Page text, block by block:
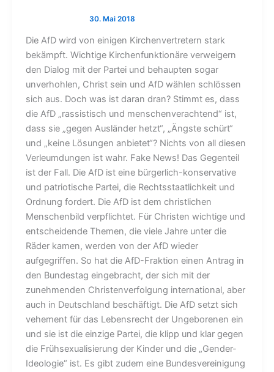
Die AfD wird von einigen Kirchenvertretern stark
bekämpft. Wichtige Kirchenfunktionäre verweigern
den Dialog mit der Partei und behaupten sogar
unverhohlen, Christ sein und AfD wählen schlössen
sich aus. Doch was ist daran dran? Stimmt es, dass
die AfD „rassistisch und menschenverachtend“ ist,
dass sie „gegen Ausländer hetzt“, „Ängste schürt“
und „keine Lösungen anbietet“? Nichts von all diesen
Verleumdungen ist wahr. Fake News! Das Gegenteil
ist der Fall. Die AfD ist eine bürgerlich-konservative
und patriotische Partei, die Rechtsstaatlichkeit und
Ordnung fordert. Die AfD ist dem christlichen
Menschenbild verpflichtet. Für Christen wichtige und
entscheidende Themen, die viele Jahre unter die
Räder kamen, werden von der AfD wieder
aufgegriffen. So hat die AfD-Fraktion einen Antrag in
den Bundestag eingebracht, der sich mit der
zunehmenden Christenverfolgung international, aber
auch in Deutschland beschäftigt. Die AfD setzt sich
vehement für das Lebensrecht der Ungeborenen ein
und sie ist die einzige Partei, die klipp und klar gegen
die Frühsexualisierung der Kinder und die „Gender-
Ideologie“ ist. Es gibt zudem eine Bundesvereinigung